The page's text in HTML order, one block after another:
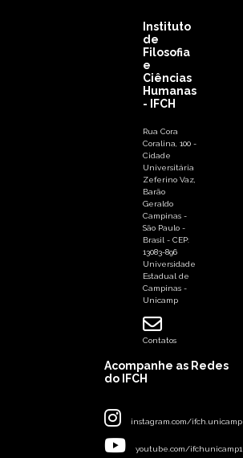
Instituto
de
Filosofia
e
Ciências
Humanas
- IFCH
Rua Cora
Coralina, 100 -
Cidade
Universitária
Zeferino Vaz,
Barão
Geraldo
Campinas -
São Paulo -
Brasil - CEP:
13083-896
Universidade
Estadual de
Campinas -
Unicamp
Contatos
Acompanhe as Redes
do IFCH
instagram.com/ifch.unicamp
youtube.com/ifchunicamp1